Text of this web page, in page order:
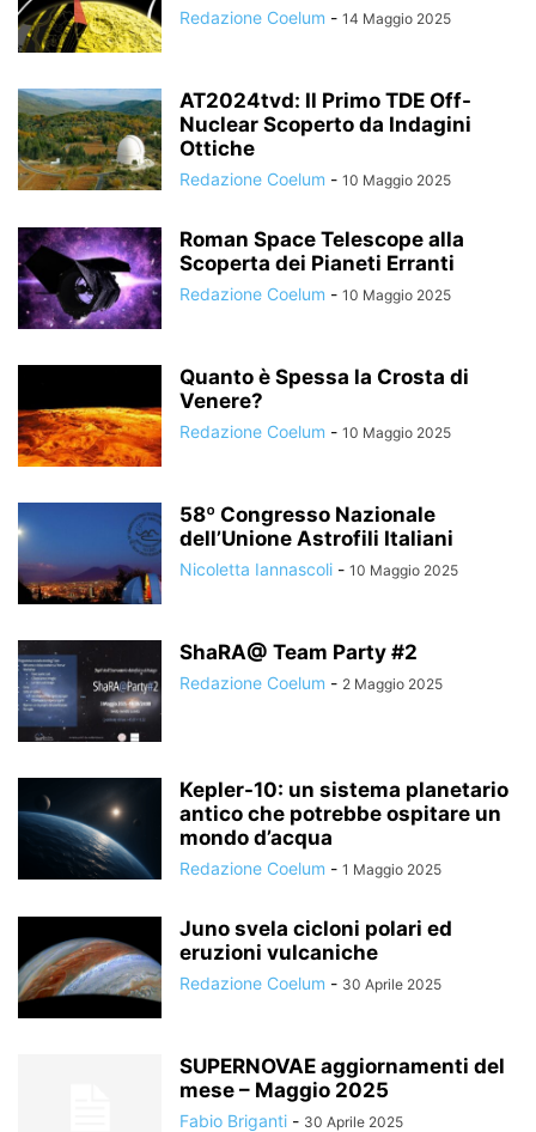
Redazione Coelum - 14 Maggio 2025
AT2024tvd: Il Primo TDE Off-
Nuclear Scoperto da Indagini
Ottiche
Redazione Coelum - 10 Maggio 2025
Roman Space Telescope alla
Scoperta dei Pianeti Erranti
Redazione Coelum - 10 Maggio 2025
Quanto è Spessa la Crosta di
Venere?
Redazione Coelum - 10 Maggio 2025
58º Congresso Nazionale
dell’Unione Astrofili Italiani
Nicoletta Iannascoli - 10 Maggio 2025
ShaRA@ Team Party #2
Redazione Coelum - 2 Maggio 2025
Kepler-10: un sistema planetario
antico che potrebbe ospitare un
mondo d’acqua
Redazione Coelum - 1 Maggio 2025
Juno svela cicloni polari ed
eruzioni vulcaniche
Redazione Coelum - 30 Aprile 2025
SUPERNOVAE aggiornamenti del
mese – Maggio 2025
Fabio Briganti - 30 Aprile 2025